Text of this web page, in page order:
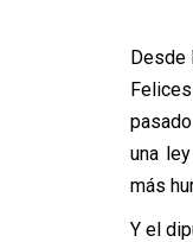
Desde
una
más
Y el